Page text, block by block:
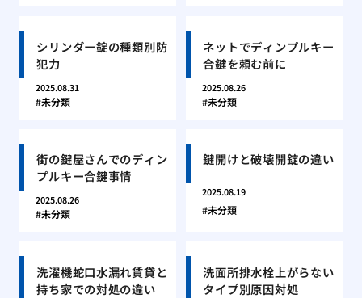
シリンダー錠の種類別防
犯力
2025.08.31
未分類
ネットでディンプルキー
合鍵を頼む前に
2025.08.26
未分類
街の鍵屋さんでのディン
プルキー合鍵事情
2025.08.26
未分類
鍵開けと破壊開錠の違い
2025.08.19
未分類
洗濯機蛇口水漏れ賃貸と
持ち家での対処の違い
洗面所排水栓上がらない
タイプ別原因対処